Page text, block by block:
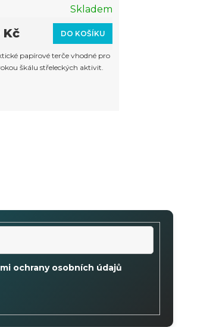
Skladem
DO KOŠÍKU
Kč
papírové terče vhodné pro
škálu střeleckých aktivit.
ochrany osobních údajů